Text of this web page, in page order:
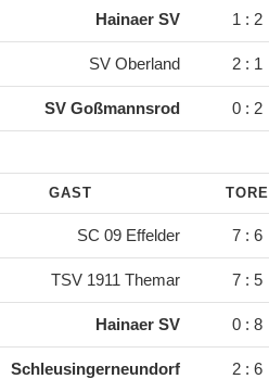
Hainaer SV 1 : 2
SV Oberland 2 : 1
SV Goßmannsrod 0 : 2
GAST TORE
SC 09 Effelder 7 : 6
TSV 1911 Themar 7 : 5
Hainaer SV 0 : 8
Schleusingerneundorf 2 : 6